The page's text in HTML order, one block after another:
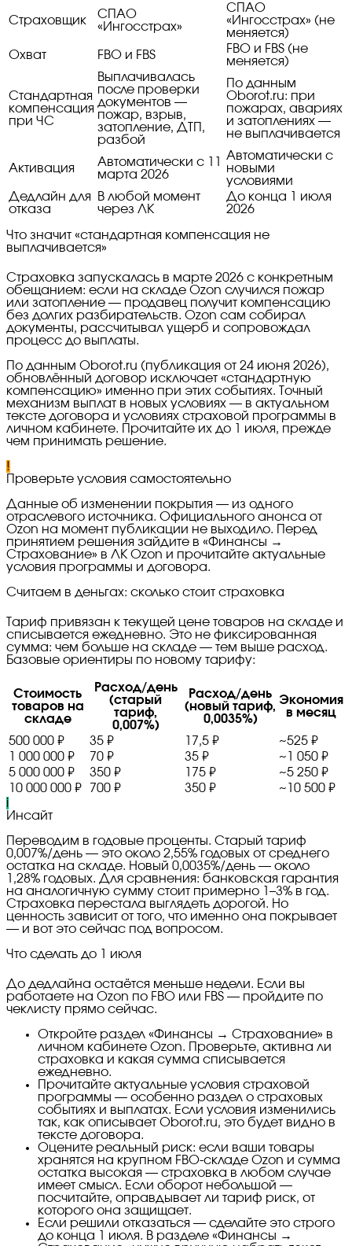
Страховщик
СПАО
«Ингосстрах»
СПАО
«Ингосстрах» (не
меняется)
Охват
FBO и FBS
FBO и FBS (не
меняется)
Стандартная
компенсация
при ЧС
Выплачивалась
после проверки
документов —
пожар, взрыв,
затопление, ДТП,
разбой
По данным
Oborot.ru: при
пожарах, авариях
и затоплениях —
не выплачивается
Активация
Автоматически с 11
марта 2026
Автоматически с
новыми
условиями
Дедлайн для
отказа
В любой момент
через ЛК
До конца 1 июля
2026
Что значит «стандартная компенсация не
выплачивается»
Страховка запускалась в марте 2026 с конкретным
обещанием: если на складе Ozon случился пожар
или затопление — продавец получит компенсацию
без долгих разбирательств. Ozon сам собирал
документы, рассчитывал ущерб и сопровождал
процесс до выплаты.
По данным Oborot.ru (публикация от 24 июня 2026),
обновлённый договор исключает «стандартную
компенсацию» именно при этих событиях. Точный
механизм выплат в новых условиях — в актуальном
тексте договора и условиях страховой программы в
личном кабинете. Прочитайте их до 1 июля, прежде
чем принимать решение.
!
Проверьте условия самостоятельно
Данные об изменении покрытия — из одного
отраслевого источника. Официального анонса от
Ozon на момент публикации не выходило. Перед
принятием решения зайдите в «Финансы →
Страхование» в ЛК Ozon и прочитайте актуальные
условия программы и договора.
Считаем в деньгах: сколько стоит страховка
Тариф привязан к текущей цене товаров на складе и
списывается ежедневно. Это не фиксированная
сумма: чем больше на складе — тем выше расход.
Базовые ориентиры по новому тарифу:
Стоимость
товаров на
складе
Расход/день
(старый
тариф,
0,007%)
Расход/день
(новый тариф,
0,0035%)
Экономия
в месяц
500 000 ₽ 35 ₽ 17,5 ₽
~525 ₽
1 000 000 ₽
70 ₽ 35 ₽
~1 050 ₽
5 000 000 ₽
350 ₽ 175 ₽
~5 250 ₽
10 000 000 ₽
700 ₽ 350 ₽
~10 500 ₽
i
Инсайт
Переводим в годовые проценты. Старый тариф
0,007%/день — это около 2,55% годовых от среднего
остатка на складе. Новый 0,0035%/день — около
1,28% годовых. Для сравнения: банковская гарантия
на аналогичную сумму стоит примерно 1–3% в год.
Страховка перестала выглядеть дорогой. Но
ценность зависит от того, что именно она покрывает
— и вот это сейчас под вопросом.
Что сделать до 1 июля
До дедлайна остаётся меньше недели. Если вы
работаете на Ozon по FBO или FBS — пройдите по
чеклисту прямо сейчас.
Откройте раздел «Финансы → Страхование» в
личном кабинете Ozon. Проверьте, активна ли
страховка и какая сумма списывается
ежедневно.
Прочитайте актуальные условия страховой
программы — особенно раздел о страховых
событиях и выплатах. Если условия изменились
так, как описывает Oborot.ru, это будет видно в
тексте договора.
Оцените реальный риск: если ваши товары
хранятся на крупном FBO-складе Ozon и сумма
остатка высокая — страховка в любом случае
имеет смысл. Если оборот небольшой —
посчитайте, оправдывает ли тариф риск, от
которого она защищает.
Если решили отказаться — сделайте это строго
до конца 1 июля. В разделе «Финансы →